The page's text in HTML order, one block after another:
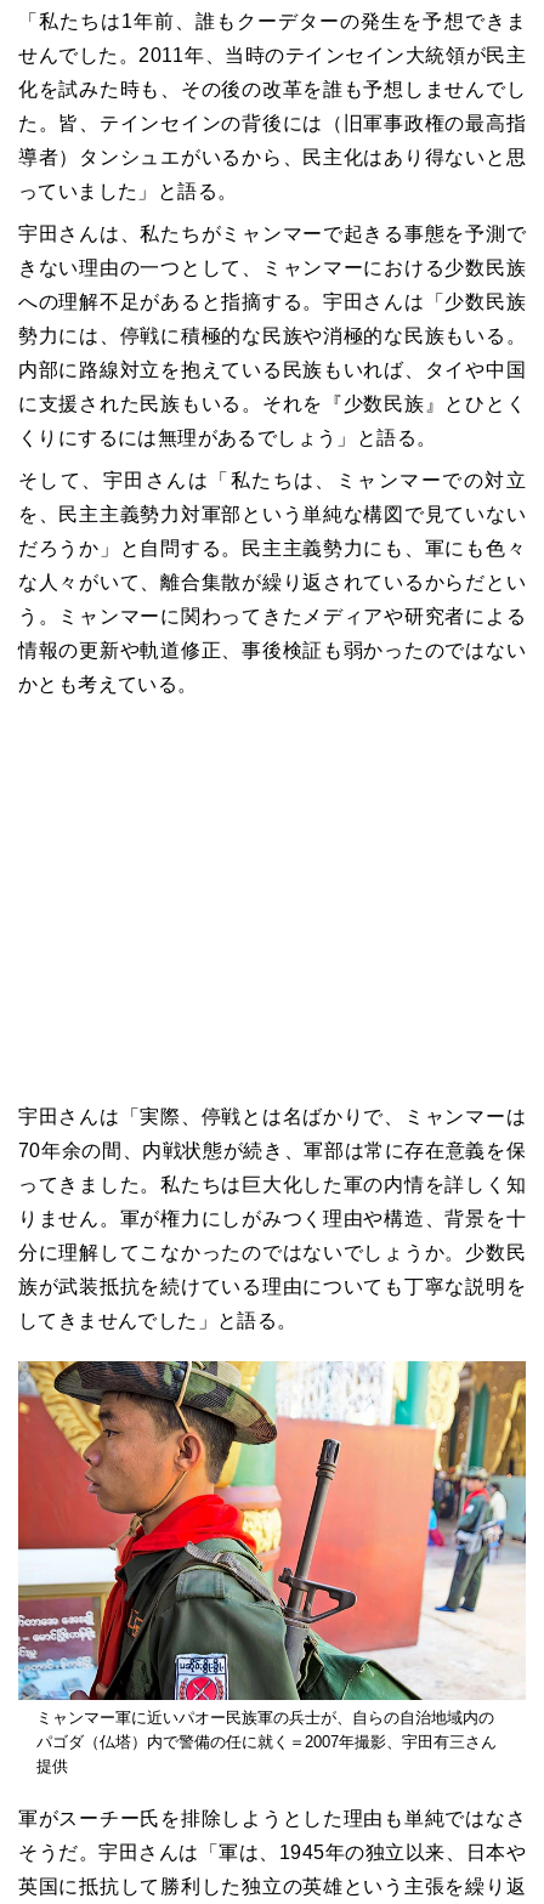
「私たちは1年前、誰もクーデターの発生を予想できま
せんでした。2011年、当時のテインセイン大統領が民主
化を試みた時も、その後の改革を誰も予想しませんでし
た。皆、テインセインの背後には（旧軍事政権の最高指
導者）タンシュエがいるから、民主化はあり得ないと思
っていました」と語る。
宇田さんは、私たちがミャンマーで起きる事態を予測で
きない理由の一つとして、ミャンマーにおける少数民族
への理解不足があると指摘する。宇田さんは「少数民族
勢力には、停戦に積極的な民族や消極的な民族もいる。
内部に路線対立を抱えている民族もいれば、タイや中国
に支援された民族もいる。それを『少数民族』とひとく
くりにするには無理があるでしょう」と語る。
そして、宇田さんは「私たちは、ミャンマーでの対立
を、民主主義勢力対軍部という単純な構図で見ていない
だろうか」と自問する。民主主義勢力にも、軍にも色々
な人々がいて、離合集散が繰り返されているからだとい
う。ミャンマーに関わってきたメディアや研究者による
情報の更新や軌道修正、事後検証も弱かったのではない
かとも考えている。
宇田さんは「実際、停戦とは名ばかりで、ミャンマーは
70年余の間、内戦状態が続き、軍部は常に存在意義を保
ってきました。私たちは巨大化した軍の内情を詳しく知
りません。軍が権力にしがみつく理由や構造、背景を十
分に理解してこなかったのではないでしょうか。少数民
族が武装抵抗を続けている理由についても丁寧な説明を
してきませんでした」と語る。
ミャンマー軍に近いパオー民族軍の兵士が、自らの自治地域内の
パゴダ（仏塔）内で警備の任に就く＝2007年撮影、宇田有三さん
提供
軍がスーチー氏を排除しようとした理由も単純ではなさ
そうだ。宇田さんは「軍は、1945年の独立以来、日本や
英国に抵抗して勝利した独立の英雄という主張を繰り返